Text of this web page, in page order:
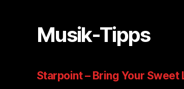
Musik-Tipps
Starpoint – Bring Your Sweet